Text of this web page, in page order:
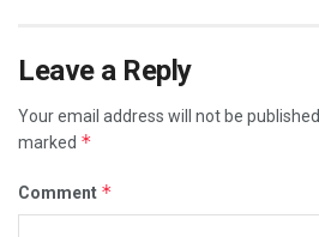
Leave a Reply
Your email address will not be published.
marked *
Comment *